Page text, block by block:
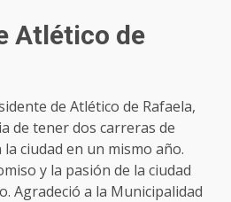
Atlético de
de Atlético de Rafaela,
de tener dos carreras de
ciudad en un mismo año.
y la pasión de la ciudad
Agradeció a la Municipalidad